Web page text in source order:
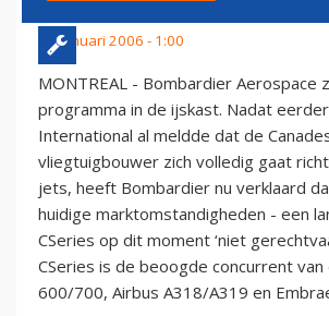
31 januari 2006 - 1:00
MONTREAL - Bombardier Aerospace
programma in de ijskast. Nadat
International al meldde dat de
vliegtuigbouwer zich volledig gaat
jets, heeft Bombardier nu verklaard
huidige marktomstandigheden - een
CSeries op dit moment ‘niet
CSeries is de beoogde concurrent
600/700, Airbus A318/A319 en